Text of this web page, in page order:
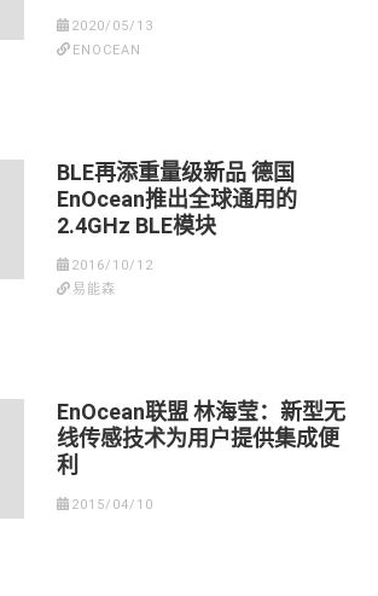
2020/05/13
ENOCEAN
BLE再添重量级新品 德国
EnOcean推出全球通用的
2.4GHz BLE模块
2016/10/12
易能森
EnOcean联盟 林海莹：新型无
线传感技术为用户提供集成便
利
2015/04/10